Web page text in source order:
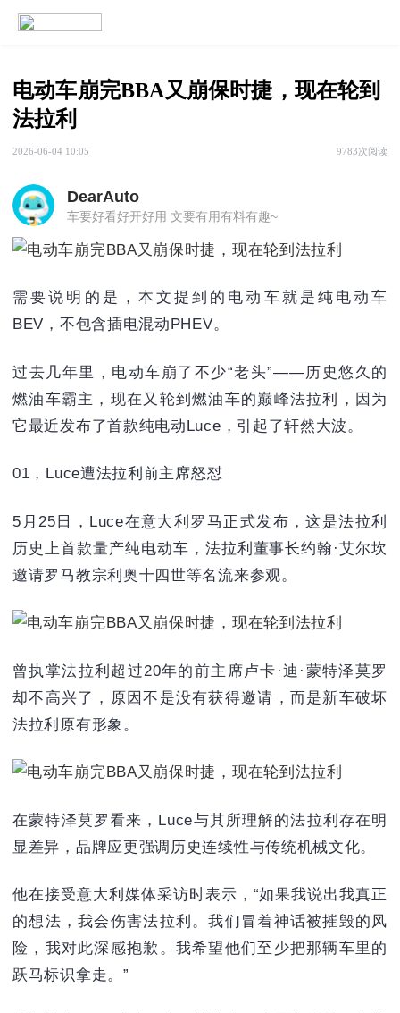
电动车崩完BBA又崩保时捷，现在轮到
法拉利
2026-06-04 10:05 9783次阅读
DearAuto
车要好看好开好用 文要有用有料有趣~
需要说明的是，本文提到的电动车就是纯电动车
BEV，不包含插电混动PHEV。
过去几年里，电动车崩了不少“老头”——历史悠久的
燃油车霸主，现在又轮到燃油车的巅峰法拉利，因为
它最近发布了首款纯电动Luce，引起了轩然大波。
01，Luce遭法拉利前主席怒怼
5月25日，Luce在意大利罗马正式发布，这是法拉利
历史上首款量产纯电动车，法拉利董事长约翰·艾尔坎
邀请罗马教宗利奥十四世等名流来参观。
曾执掌法拉利超过20年的前主席卢卡·迪·蒙特泽莫罗
却不高兴了，原因不是没有获得邀请，而是新车破坏
法拉利原有形象。
在蒙特泽莫罗看来，Luce与其所理解的法拉利存在明
显差异，品牌应更强调历史连续性与传统机械文化。
他在接受意大利媒体采访时表示，“如果我说出我真正
的想法，我会伤害法拉利。我们冒着神话被摧毁的风
险，我对此深感抱歉。我希望他们至少把那辆车里的
跃马标识拿走。”